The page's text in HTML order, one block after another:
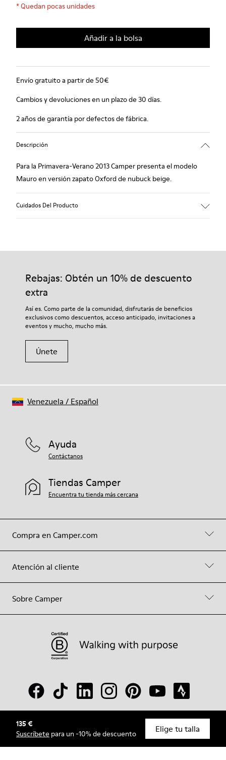
*Quedan pocas unidades
Añadir a la bolsa
135 €
Suscríbete para un -10% de descuento Elige tu talla
Envío gratuito a partir de 50€
Cambios y devoluciones en un plazo de 30 días.
2 años de garantía por defectos de fábrica.
Descripción
Para la Primavera-Verano 2013 Camper presenta el modelo
Mauro en versión zapato Oxford de nubuck beige.
Cuidados Del Producto
Nuestros zapatos se han fabricado con materiales de primera
garantizará que duren más tiempo.
Si deseas obtener información detallada sobre cómo cuidar de
tu par, visita nuestraGuía para el cuidado del calzado.
Rebajas: Obtén un 10% de descuento
extra
Así es. Como parte de la comunidad, disfrutarás de beneficios
exclusivos como descuentos, acceso anticipado, invitaciones a
eventos y mucho, mucho más.
Únete
Compra en Camper.com
Atención al cliente
Sobre Camper
Ayuda
Contáctanos
Tiendas Camper
Encuentra tu tienda más cercana
© Camper, 2026
Venezuela / Español